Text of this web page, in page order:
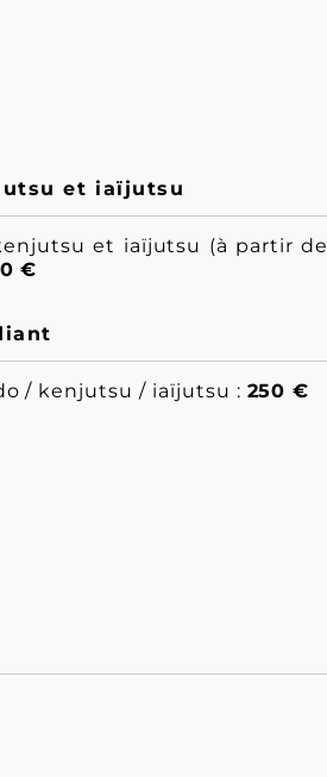
et iaïjutsu
et iaïjutsu (à partir de
€
/ kenjutsu / iaïjutsu : 250 €